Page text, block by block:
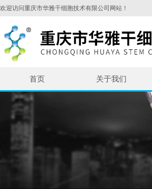
欢迎访问重庆市华雅干细胞技术有限公司网站！
首页 关于我们